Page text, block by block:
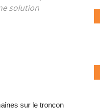
solution
sur le tronçon